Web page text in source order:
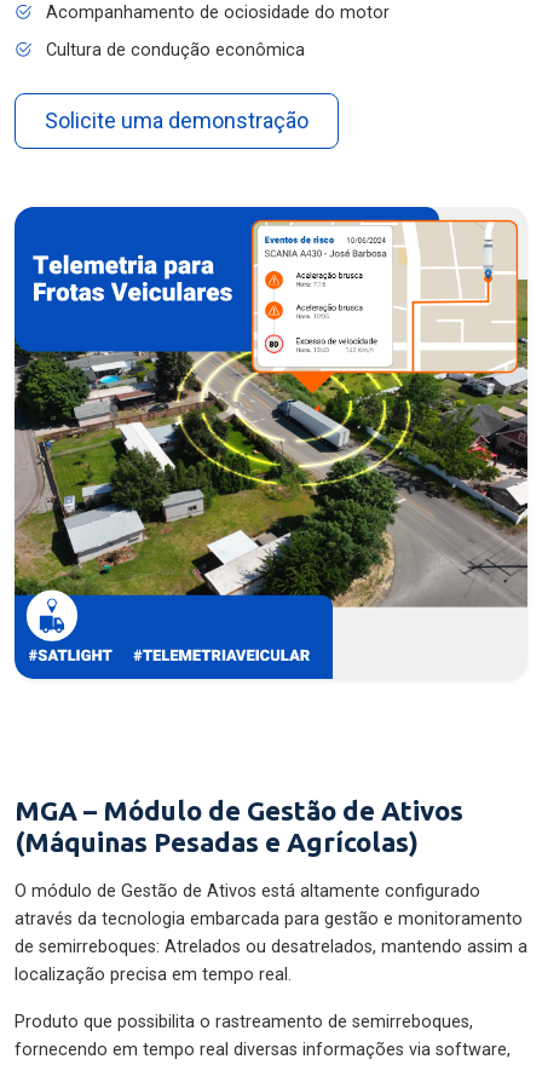
Acompanhamento de ociosidade do motor
Cultura de condução econômica
Solicite uma demonstração
MGA – Módulo de Gestão de Ativos
(Máquinas Pesadas e Agrícolas)
O módulo de Gestão de Ativos está altamente configurado
através da tecnologia embarcada para gestão e monitoramento
de semirreboques: Atrelados ou desatrelados, mantendo assim a
localização precisa em tempo real.
Produto que possibilita o rastreamento de semirreboques,
fornecendo em tempo real diversas informações via software,